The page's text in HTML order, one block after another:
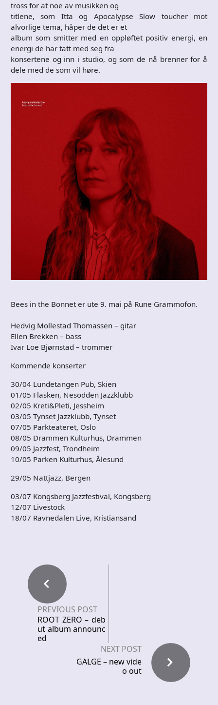
tross for at noe av musikken og
titlene, som Itta og Apocalypse Slow toucher mot
alvorlige tema, håper de det er et
album som smitter med en oppløftet positiv energi, en
energi de har tatt med seg fra
konsertene og inn i studio, og som de nå brenner for å
dele med de som vil høre.
Bees in the Bonnet er ute 9. mai på Rune Grammofon.
Hedvig Mollestad Thomassen – gitar
Ellen Brekken – bass
Ivar Loe Bjørnstad – trommer
Kommende konserter
30/04 Lundetangen Pub, Skien
01/05 Flasken, Nesodden Jazzklubb
02/05 Kreti&Pleti, Jessheim
03/05 Tynset Jazzklubb, Tynset
07/05 Parkteateret, Oslo
08/05 Drammen Kulturhus, Drammen
09/05 Jazzfest, Trondheim
10/05 Parken Kulturhus, Ålesund
29/05 Nattjazz, Bergen
03/07 Kongsberg Jazzfestival, Kongsberg
12/07 Livestock
18/07 Ravnedalen Live, Kristiansand
PREVIOUS POST
ROOT ZERO – deb
ut album announc
ed
NEXT POST
GALGE – new vide
o out